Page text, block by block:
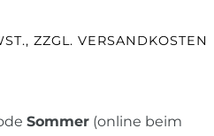
ZZGL. VERSANDKOSTEN
Sommer (online beim